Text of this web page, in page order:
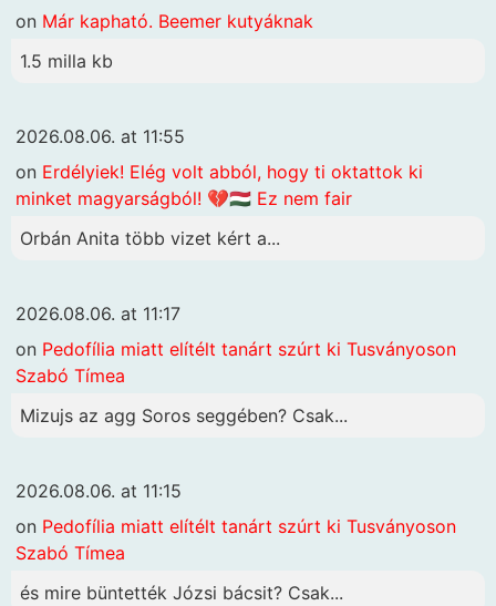
on Már kapható. Beemer kutyáknak
1.5 milla kb
2026.08.06. at 11:55
on Erdélyiek! Elég volt abból, hogy ti oktattok ki
minket magyarságból! 💔🇭🇺 Ez nem fair
Orbán Anita több vizet kért a...
2026.08.06. at 11:17
on Pedofília miatt elítélt tanárt szúrt ki Tusványoson
Szabó Tímea
Mizujs az agg Soros seggében? Csak...
2026.08.06. at 11:15
on Pedofília miatt elítélt tanárt szúrt ki Tusványoson
Szabó Tímea
és mire büntették Józsi bácsit? Csak...